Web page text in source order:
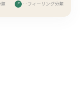
類 F …フィーリング分類